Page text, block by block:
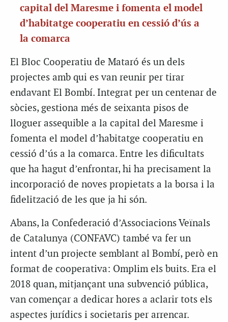
capital del Maresme i fomenta el model
d’habitatge cooperatiu en cessió d’ús a
la comarca
El Bloc Cooperatiu de Mataró és un dels
projectes amb qui es van reunir per tirar
endavant El Bombí. Integrat per un centenar de
sòcies, gestiona més de seixanta pisos de
lloguer assequible a la capital del Maresme i
fomenta el model d’habitatge cooperatiu en
cessió d’ús a la comarca. Entre les dificultats
que ha hagut d’enfrontar, hi ha precisament la
incorporació de noves propietats a la borsa i la
fidelització de les que ja hi són.
Abans, la Confederació d’Associacions Veïnals
de Catalunya (CONFAVC) també va fer un
intent d’un projecte semblant al Bombí, però en
format de cooperativa: Omplim els buits. Era el
2018 quan, mitjançant una subvenció pública,
van començar a dedicar hores a aclarir tots els
aspectes jurídics i societaris per arrencar.